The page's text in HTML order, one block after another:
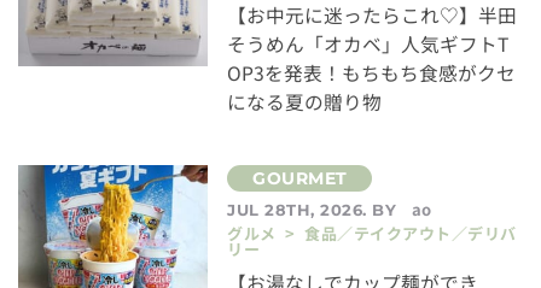
【お中元に迷ったらこれ♡】半田
そうめん「オカベ」人気ギフトT
OP3を発表！もちもち食感がクセ
になる夏の贈り物
JUL 28TH, 2026. BY
ao
グルメ > 食品／テイクアウト／デリバ
リー
【お湯なしでカップ麺ができ